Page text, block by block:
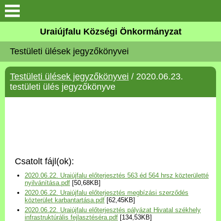
Köszöntő
Elérhetőségek
Uraiújfalu
Választási információk
Versenyképes Járások
Program
Uraiújfalu Községi Önkormányzat
Testületi ülések jegyzőkönyvei
Testületi ülések jegyzőkönyvei / 2020.06.23.
testületi ülés jegyzőkönyve
Csatolt fájl(ok):
2020.06.22. Uraiújfalu előterjesztés 563 éd 564 hrsz közterületté
nyilvánítása.pdf [50,68KB]
2020.06.22. Uraiújfalu előterjesztés megbízási szerződés
közterület karbantartása.pdf [62,45KB]
2020.06.22. Uraiújfalu előterjesztés pályázat Hivatal székhely
infrastruktúrális fejlasztéséra.pdf [134,53KB]